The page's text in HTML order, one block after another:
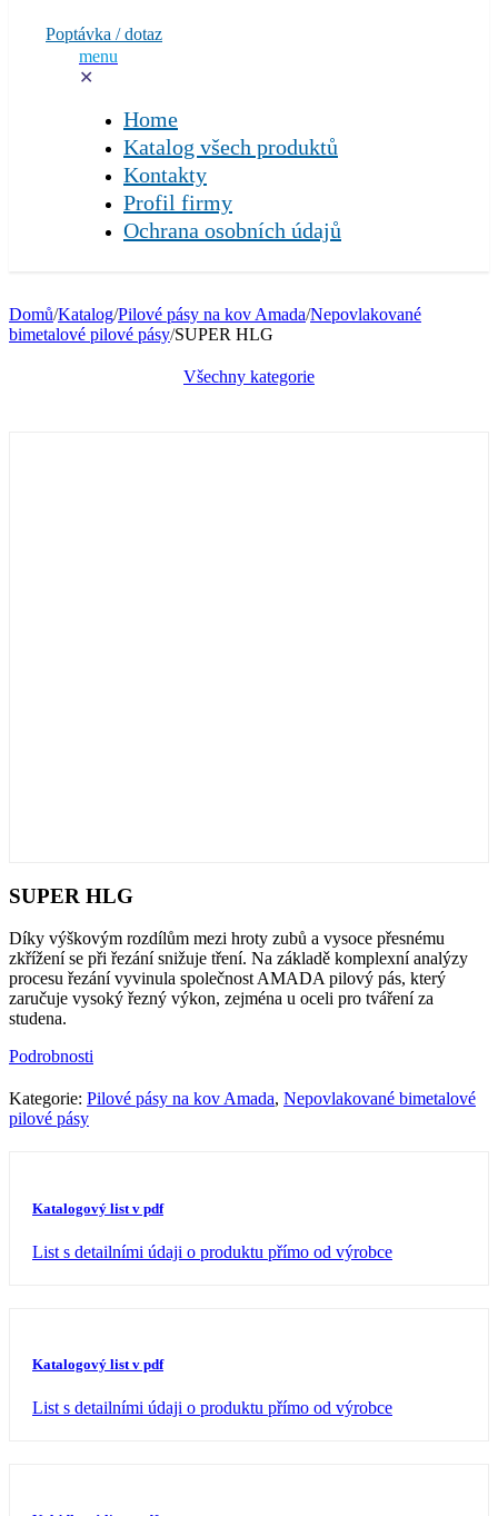
Poptávka / dotaz
menu
✕
Home
Katalog všech produktů
Kontakty
Profil firmy
Ochrana osobních údajů
Domů/Katalog/Pilové pásy na kov Amada/Nepovlakované
bimetalové pilové pásy/SUPER HLG
Všechny kategorie
SUPER HLG
Díky výškovým rozdílům mezi hroty zubů a vysoce přesnému
zkřížení se při řezání snižuje tření. Na základě komplexní analýzy
procesu řezání vyvinula společnost AMADA pilový pás, který
zaručuje vysoký řezný výkon, zejména u oceli pro tváření za
studena.
Podrobnosti
Kategorie: Pilové pásy na kov Amada, Nepovlakované bimetalové
pilové pásy
Katalogový list v pdf
List s detailními údaji o produktu přímo od výrobce
Katalogový list v pdf
List s detailními údaji o produktu přímo od výrobce